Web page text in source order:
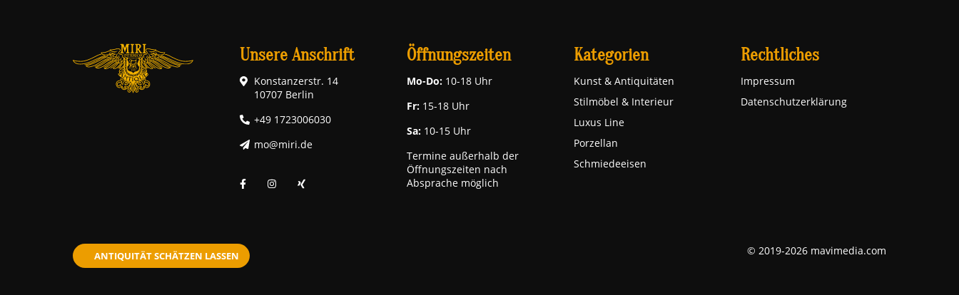
Unsere Anschrift
Konstanzerstr. 14
10707 Berlin
+49 1723006030
mo@miri.de
Öffnungszeiten
Mo-Do: 10-18 Uhr
Fr: 15-18 Uhr
Sa: 10-15 Uhr
Termine außerhalb der
Öffnungszeiten nach
Absprache möglich
Kategorien
Kunst & Antiquitäten
Stilmöbel & Interieur
Luxus Line
Porzellan
Schmiedeeisen
Rechtliches
Impressum
Datenschutzerklärung
ANTIQUITÄT SCHÄTZEN LASSEN © 2019-2026 mavimedia.com